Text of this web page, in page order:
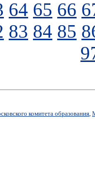
64 65 66
83 84 85
комитета образования,